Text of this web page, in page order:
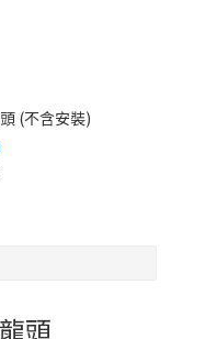
(不含安裝)
頭